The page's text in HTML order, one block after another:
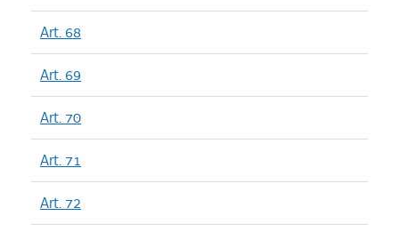
Art. 68
Art. 69
Art. 70
Art. 71
Art. 72